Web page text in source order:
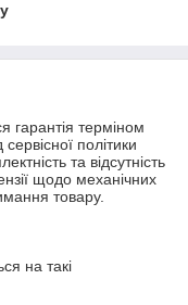
гарантія терміном
політики
та відсутність
щодо механічних
товару.
на такі